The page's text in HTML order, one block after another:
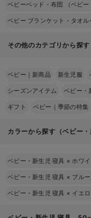
ベビーベッド・布団 （ベビー
ベビー ブランケット・タオル
その他のカテゴリから探す
ベビー｜新商品 新生児服
シーズンアイテム ベビー・
ギフト ベビー｜季節の特集
カラーから探す（ベビー・
ベビー・新生児 寝具 ×ホワ
ベビー・新生児 寝具 × ブル
ベビー・新生児 寝具 × イエ